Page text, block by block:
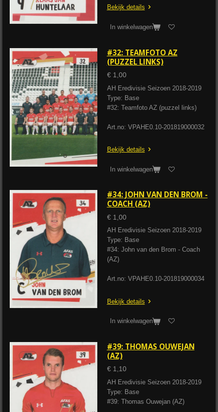
Bekijk details
In winkelwagen
#32: TEAMFOTO AZ
(PUZZEL LINKS)
€ 1,00
AH Eredivisie Seizoen 2018-2019
Type: Base
#32: Teamfoto AZ (puzzel links)
Art.no: VPAHE0.10-201819000032
Bekijk details
In winkelwagen
#34: JOHN VAN DEN BROM -
COACH (AZ)
€ 1,00
AH Eredivisie Seizoen 2018-2019
Type: Base
#34: John van den Brom - Coach
(AZ)
Art.no: VPAHE0.10-201819000034
Bekijk details
In winkelwagen
#39: THOMAS OUWEJAN
(AZ)
€ 1,10
AH Eredivisie Seizoen 2018-2019
Type: Base
#39: Thomas Ouwejan (AZ)